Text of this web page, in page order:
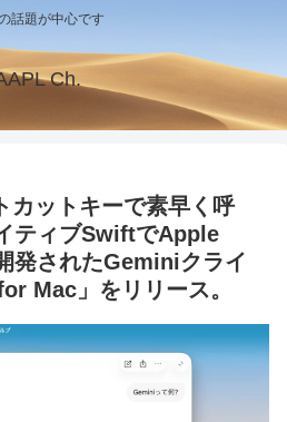
話題が中心です
Ch.
カットキーで素早く呼
ティブSwiftでApple
発されたGeminiクライ
Mac」をリリース。